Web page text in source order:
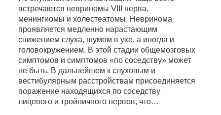
встречаются невриномы VIII нерва,
менингиомы и холестеатомы. Невринома
проявляется медленно нарастающим
снижением слуха, шумом в ухе, а иногда и
головокружением. В этой стадии общемозговых
симптомов и симптомов «по соседству» может
не быть. В дальнейшем к слуховым и
вестибулярным расстройствам присоединяется
поражение находящихся по соседству
лицевого и тройничного нервов, что…